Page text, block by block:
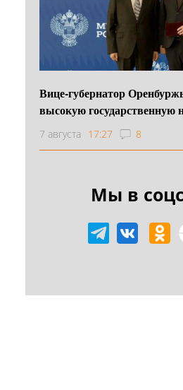
Вице-губернатор
высокую государственную
7 августа 17:27 8
Мы в